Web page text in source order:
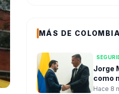
MÁS DE COLOMBIA
Jorge
como
Hace 8